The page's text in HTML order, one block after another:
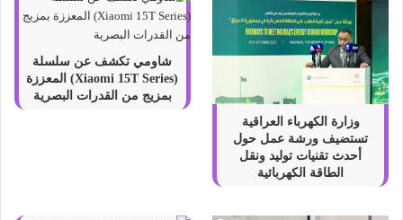
وزارة الكهرباء العراقية
تستضيف ورشة عمل حول
أحدث تقنيات توليد ونقل
الطاقة الكهربائية
شاومي تكشف عن سلسلة
(Xiaomi 15T Series) المعززة
بمزيج من القدرات البصرية